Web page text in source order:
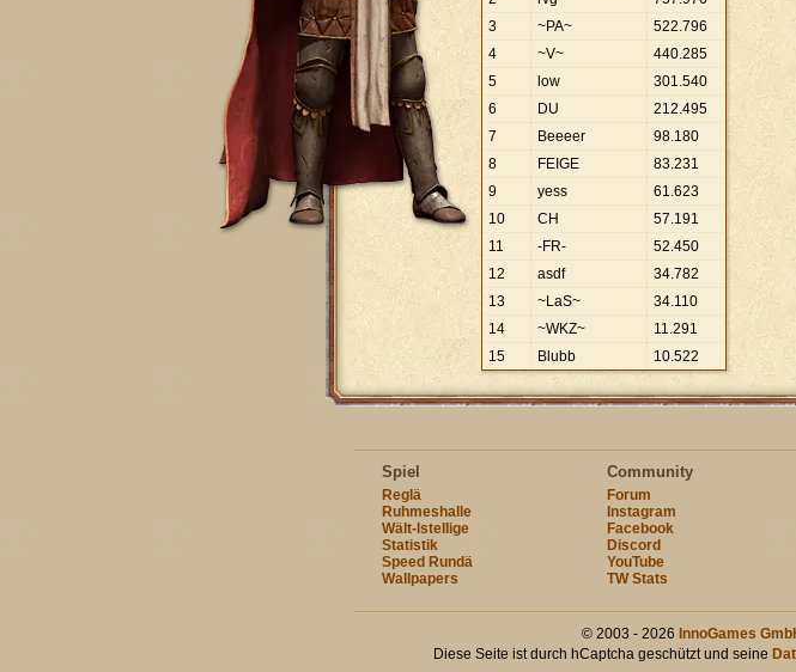
3
~PA~ 522.796
4
~V~ 440.285
5
low 301.540
6
DU 212.495
7
Beeeer 98.180
8
FEIGE 83.231
9
yess 61.623
10
CH 57.191
11
-FR- 52.450
12
asdf 34.782
13
~LaS~ 34.110
14
~WKZ~ 11.291
15
Blubb 10.522
Spiel
Reglä
Ruhmeshalle
Wält-Istellige
Statistik
Speed Rundä
Wallpapers
Community
Forum
Instagram
Facebook
Discord
YouTube
TW Stats
© 2003 - 2026 InnoGames
Diese Seite ist durch hCaptcha geschützt und seine